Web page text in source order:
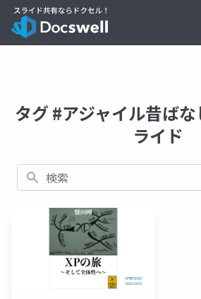
タグ #アジャイル昔ば
ライド
検索